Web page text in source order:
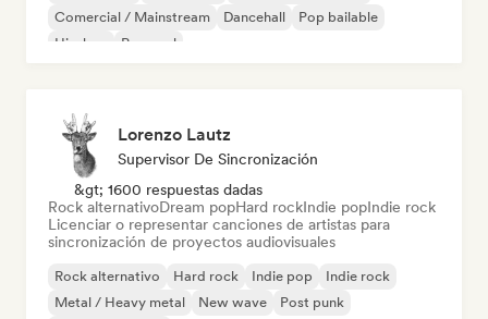
Comercial / Mainstream
Dancehall
Pop bailable
Hip-hop
Pop soul
Lorenzo Lautz
Supervisor De Sincronización
&gt; 1600 respuestas dadas
Rock alternativoDream popHard rockIndie popIndie rock
Licenciar o representar canciones de artistas para
sincronización de proyectos audiovisuales
Rock alternativo Hard rock Indie pop
Indie rock
Metal / Heavy metal
New wave
Post punk